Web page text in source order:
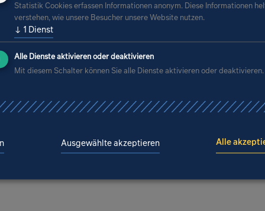
VEB Denkmalpflege, der beispielsweise den
sanierte
im VEB Bau- und Montagekombinat
FOPRO Dresden,
und 80er Jahren. 1975 hatten hier Architekt
nach ihrem Diplom die Arbeit
Statistik Cookies erfassen Informationen anonym. Diese Informationen
verstehen, wie unsere Besucher unsere Website nutzen.
↓ 1 Dienst
Alle Dienste aktivieren oder deaktivieren
Mit diesem Schalter können Sie alle Dienste aktivieren oder deaktivieren.
Ausgewählte akzeptieren Alle